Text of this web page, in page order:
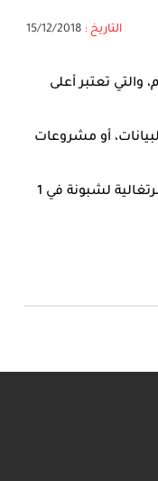
التاريخ : 15/12/2018
والتي تعتبر أعلى
أو مشروعات
لشبونة في 1